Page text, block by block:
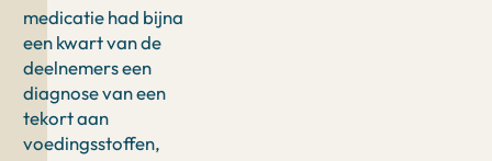
medicatie had bijna
een kwart van de
deelnemers een
diagnose van een
tekort aan
voedingsstoffen,